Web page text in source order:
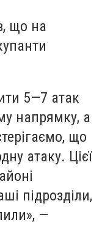
що на
5—7 атак
напрямку, а
що
атаку. Цієї
підрозділи,
—